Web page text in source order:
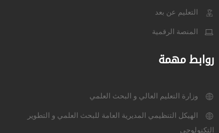
التعليم عن بعد
المنصة الرقمية
روابط مهمة
وزارة التعليم العالي و البحث العلمي
الهيكل التنظيمي المديرية العامة للبحث العلمي و التطوير
التكنولوجي